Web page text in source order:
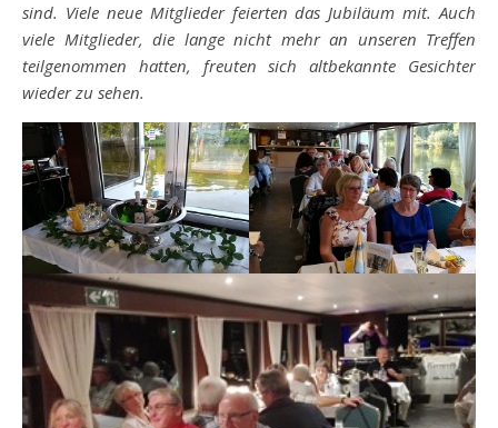
sind. Viele neue Mitglieder feierten das Jubiläum mit. Auch
viele Mitglieder, die lange nicht mehr an unseren Treffen
teilgenommen hatten, freuten sich altbekannte Gesichter
wieder zu sehen.